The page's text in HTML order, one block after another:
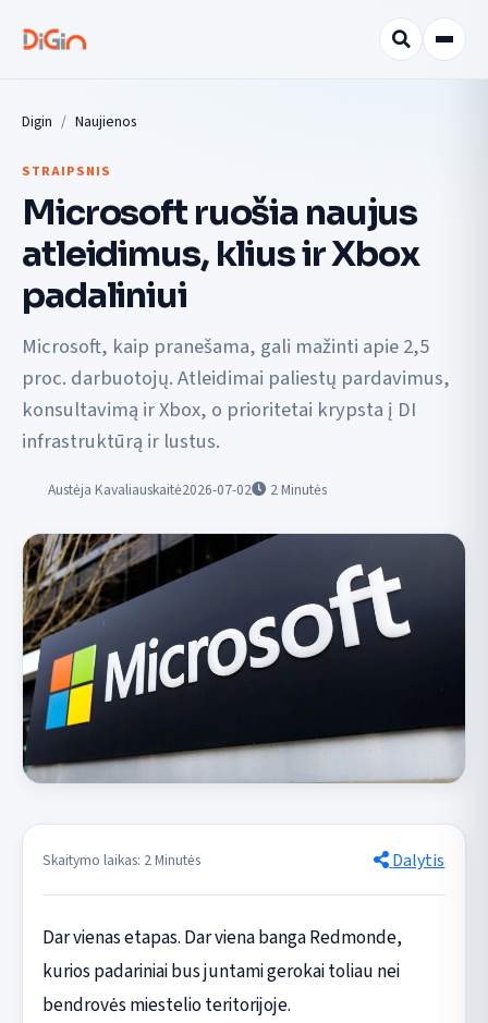
Digin Naujienos
STRAIPSNIS
Microsoft ruošia naujus
atleidimus, klius ir Xbox
padaliniui
Microsoft, kaip pranešama, gali mažinti apie 2,5
proc. darbuotojų. Atleidimai paliestų pardavimus,
konsultavimą ir Xbox, o prioritetai krypsta į DI
infrastruktūrą ir lustus.
Austėja Kavaliauskaitė2026-07-02 2Minutės
Skaitymo laikas: 2 Minutės Dalytis
Dar vienas etapas. Dar viena banga Redmonde,
kurios padariniai bus juntami gerokai toliau nei
bendrovės miestelio teritorijoje.